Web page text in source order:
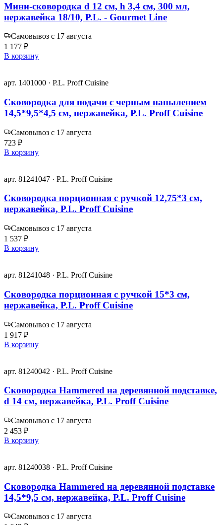
Мини-сковородка d 12 см, h 3,4 см, 300 мл,
нержавейка 18/10, P.L. - Gourmet Line
Самовывоз с 17 августа
1 177 ₽
В корзину
арт. 1401000 · P.L. Proff Cuisine
Сковородка для подачи с черным напылением
14,5*9,5*4,5 см, нержавейка, P.L. Proff Cuisine
Самовывоз с 17 августа
723 ₽
В корзину
арт. 81241047 · P.L. Proff Cuisine
Сковородка порционная с ручкой 12,75*3 см,
нержавейка, P.L. Proff Cuisine
Самовывоз с 17 августа
1 537 ₽
В корзину
арт. 81241048 · P.L. Proff Cuisine
Сковородка порционная с ручкой 15*3 см,
нержавейка, P.L. Proff Cuisine
Самовывоз с 17 августа
1 917 ₽
В корзину
арт. 81240042 · P.L. Proff Cuisine
Сковородка Hammered на деревянной подставке,
d 14 см, нержавейка, P.L. Proff Cuisine
Самовывоз с 17 августа
2 453 ₽
В корзину
арт. 81240038 · P.L. Proff Cuisine
Сковородка Hammered на деревянной подставке
14,5*9,5 см, нержавейка, P.L. Proff Cuisine
Самовывоз с 17 августа